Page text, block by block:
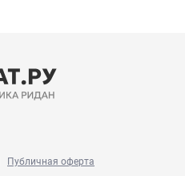
Публичная оферта